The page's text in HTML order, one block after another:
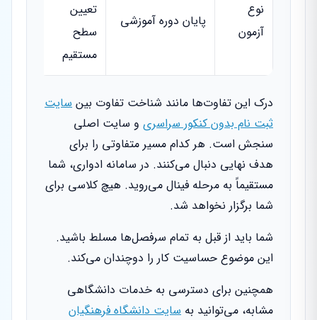
نوع
آزمون
پایان دوره آموزشی
تعیین
سطح
مستقیم
درک این تفاوت‌ها مانند شناخت تفاوت بین سایت
ثبت نام بدون کنکور سراسری و سایت اصلی
سنجش است. هر کدام مسیر متفاوتی را برای
هدف نهایی دنبال می‌کنند. در سامانه ادواری، شما
مستقیماً به مرحله فینال می‌روید. هیچ کلاسی برای
شما برگزار نخواهد شد.
شما باید از قبل به تمام سرفصل‌ها مسلط باشید.
این موضوع حساسیت کار را دوچندان می‌کند.
همچنین برای دسترسی به خدمات دانشگاهی
مشابه، می‌توانید به سایت دانشگاه فرهنگیان